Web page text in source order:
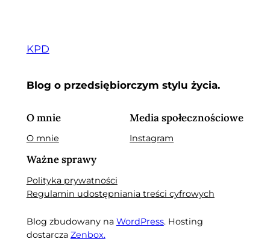
KPD
Blog o przedsiębiorczym stylu życia.
O mnie
O mnie
Media społecznościowe
Instagram
Ważne sprawy
Polityka prywatności
Regulamin udostępniania treści cyfrowych
Blog zbudowany na WordPress. Hosting
dostarcza Zenbox.